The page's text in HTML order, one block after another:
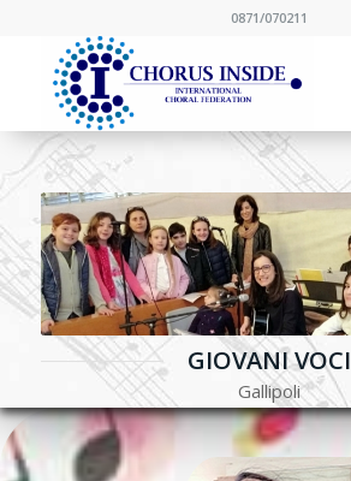
0871/070211
GIOVANI VOCI
Gallipoli